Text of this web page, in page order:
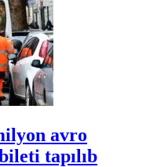
avro
tapılıb